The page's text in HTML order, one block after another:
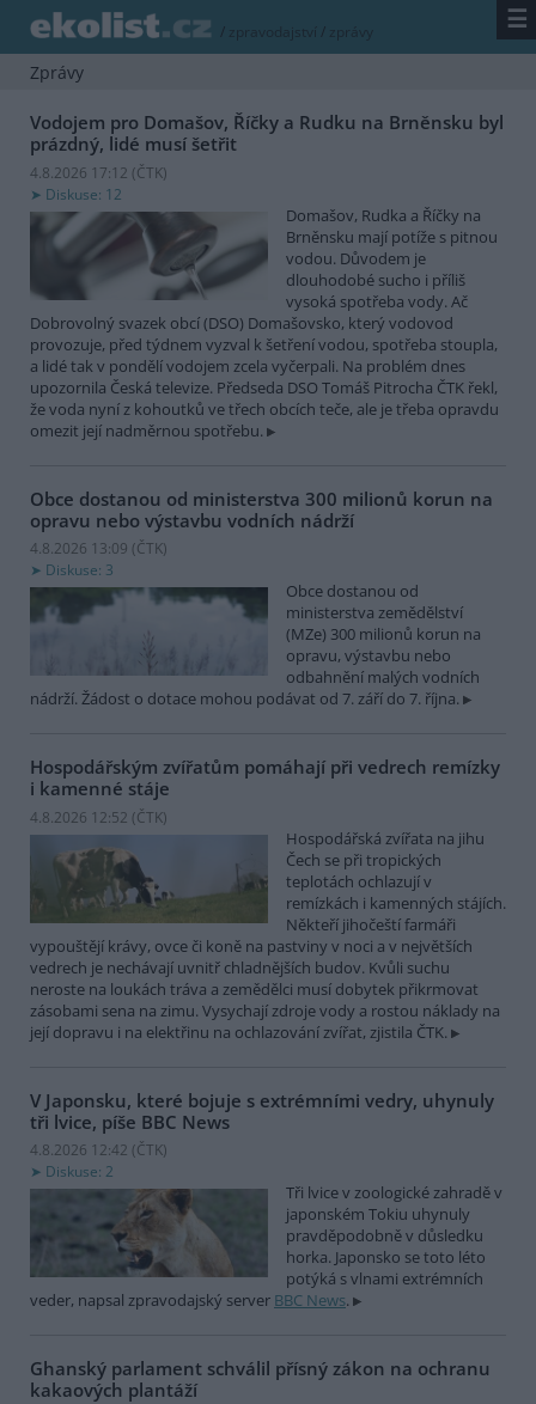
/ zpravodajství / zprávy ☰
Zprávy
Vodojem pro Domašov, Říčky a Rudku na Brněnsku byl
prázdný, lidé musí šetřit
4.8.2026 17:12 (ČTK)
Diskuse: 12
Domašov, Rudka a Říčky na
Brněnsku mají potíže s pitnou
vodou. Důvodem je
dlouhodobé sucho i příliš
vysoká spotřeba vody. Ač
Dobrovolný svazek obcí (DSO) Domašovsko, který vodovod
provozuje, před týdnem vyzval k šetření vodou, spotřeba stoupla,
a lidé tak v pondělí vodojem zcela vyčerpali. Na problém dnes
upozornila Česká televize. Předseda DSO Tomáš Pitrocha ČTK řekl,
že voda nyní z kohoutků ve třech obcích teče, ale je třeba opravdu
omezit její nadměrnou spotřebu.
Obce dostanou od ministerstva 300 milionů korun na
opravu nebo výstavbu vodních nádrží
4.8.2026 13:09 (ČTK)
Diskuse: 3
Obce dostanou od
ministerstva zemědělství
(MZe) 300 milionů korun na
opravu, výstavbu nebo
odbahnění malých vodních
nádrží. Žádost o dotace mohou podávat od 7. září do 7. října.
Hospodářským zvířatům pomáhají při vedrech remízky
i kamenné stáje
4.8.2026 12:52 (ČTK)
Hospodářská zvířata na jihu
Čech se při tropických
teplotách ochlazují v
remízkách i kamenných stájích.
Někteří jihočeští farmáři
vypouštějí krávy, ovce či koně na pastviny v noci a v největších
vedrech je nechávají uvnitř chladnějších budov. Kvůli suchu
neroste na loukách tráva a zemědělci musí dobytek přikrmovat
zásobami sena na zimu. Vysychají zdroje vody a rostou náklady na
její dopravu i na elektřinu na ochlazování zvířat, zjistila ČTK.
V Japonsku, které bojuje s extrémními vedry, uhynuly
tři lvice, píše BBC News
4.8.2026 12:42 (ČTK)
Diskuse: 2
Tři lvice v zoologické zahradě v
japonském Tokiu uhynuly
pravděpodobně v důsledku
horka. Japonsko se toto léto
potýká s vlnami extrémních
veder, napsal zpravodajský server BBC News.
Ghanský parlament schválil přísný zákon na ochranu
kakaových plantáží